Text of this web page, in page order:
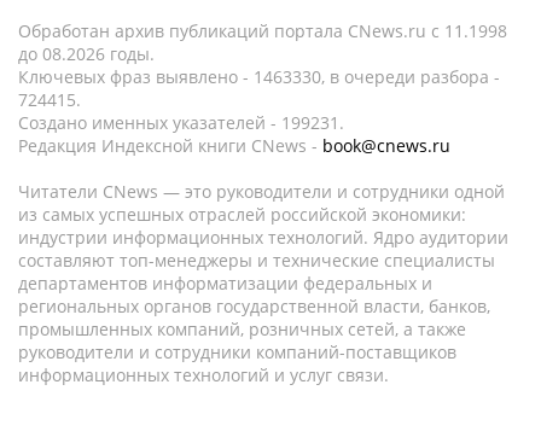
Обработан архив публикаций портала CNews.ru c 11.1998
до 08.2026 годы.
Ключевых фраз выявлено - 1463330, в очереди разбора -
724415.
Создано именных указателей - 199231.
Редакция Индексной книги CNews - book@cnews.ru
Читатели CNews — это руководители и сотрудники одной
из самых успешных отраслей российской экономики:
индустрии информационных технологий. Ядро аудитории
составляют топ-менеджеры и технические специалисты
департаментов информатизации федеральных и
региональных органов государственной власти, банков,
промышленных компаний, розничных сетей, а также
руководители и сотрудники компаний-поставщиков
информационных технологий и услуг связи.